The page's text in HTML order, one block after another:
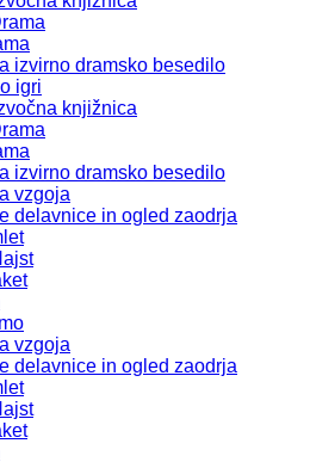
izvirno dramsko besedilo
igri
knjižnica
izvirno dramsko besedilo
vzgoja
delavnice in ogled zaodrja
vzgoja
delavnice in ogled zaodrja